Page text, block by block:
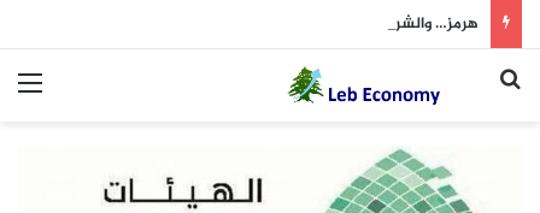
هرمز… والشرط الإيراني!
بحث عن